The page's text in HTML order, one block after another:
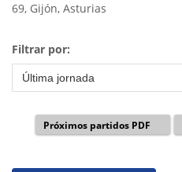
69, Gijón, Asturias
Filtrar por:
Próximos partidos PDF